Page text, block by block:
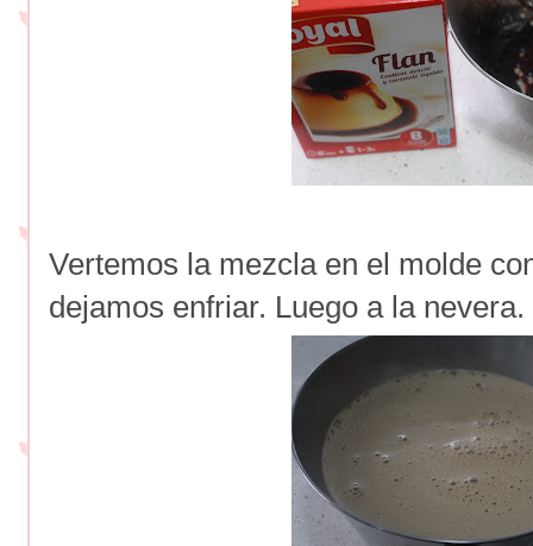
Vertemos la mezcla en el molde
dejamos enfriar. Luego a la nevera.